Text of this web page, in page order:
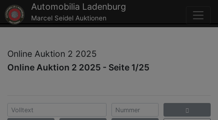
Automobilia Ladenburg
Marcel Seidel Auktionen
Online Auktion 2 2025
Online Auktion 2 2025 - Seite 1/25